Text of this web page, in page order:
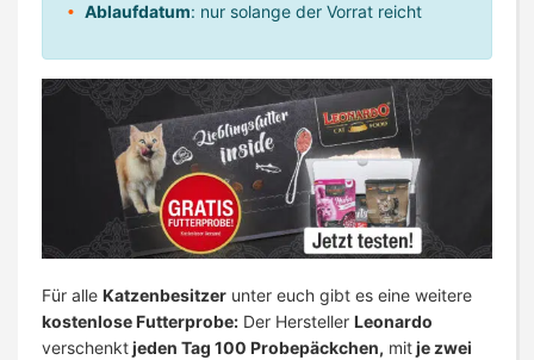
Ablaufdatum: nur solange der Vorrat reicht
Für alle Katzenbesitzer unter euch gibt es eine weitere
kostenlose Futterprobe: Der Hersteller Leonardo
verschenktjeden Tag 100 Probepäckchen, mitje zwei